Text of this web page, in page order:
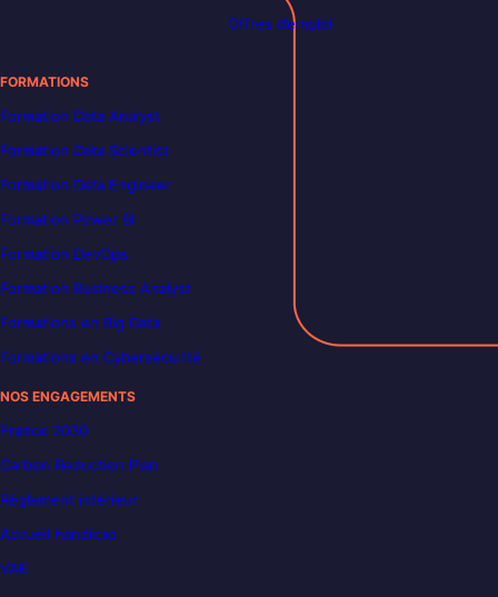
Offres d’emploi
FORMATIONS
Formation Data Analyst
Formation Data Scientist
Formation Data Engineer
Formation Power BI
Formation DevOps
Formation Business Analyst
Formations en Big Data
Formations en Cybersécurité
NOS ENGAGEMENTS
France 2030
Carbon Reduction Plan
Règlement intérieur
Accueil handicap
VAE